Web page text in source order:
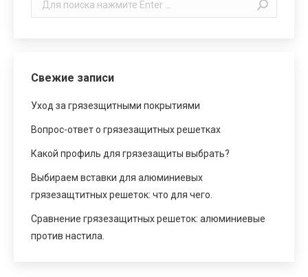
Свежие записи
Уход за грязезщитными покрытиями
Вопрос-ответ о грязезащитных решетках
Какой профиль для грязезащиты выбрать?
Выбираем вставки для алюминиевых
грязезащтитных решеток: что для чего.
Сравнение грязезащитных решеток: алюминиевые
против настила.